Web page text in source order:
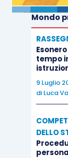
Mondo
tempo
9 Luglio
di Luca
DELLO